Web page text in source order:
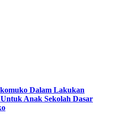
Dalam Lakukan
Anak Sekolah Dasar